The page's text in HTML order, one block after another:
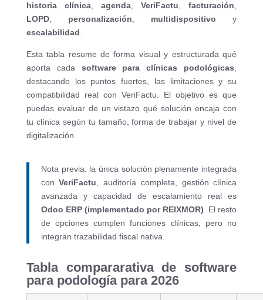
historia clínica,agenda,VeriFactu,facturación,
LOPD, personalización, multidispositivo y
escalabilidad.
Esta tabla resume de forma visual y estructurada qué
aporta cada software para clínicas podológicas,
destacando los puntos fuertes, las limitaciones y su
compatibilidad real con VeriFactu. El objetivo es que
puedas evaluar de un vistazo qué solución encaja con
tu clínica según tu tamaño, forma de trabajar y nivel de
digitalización.
Nota previa: la única solución plenamente integrada
conVeriFactu, auditoría completa, gestión clínica
avanzada y capacidad de escalamiento real es
Odoo ERP (implementado por REIXMOR). El resto
de opciones cumplen funciones clínicas, pero no
integran trazabilidad fiscal nativa.
Tabla compararativa de software
para podología para 2026